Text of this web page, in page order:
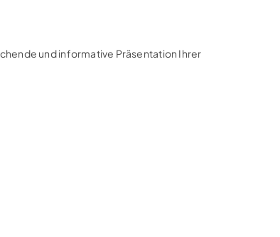
und informative Präsentation Ihrer